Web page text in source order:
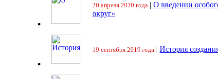
20 апреля 2020 года | О введении
округ»
19 сентября 2019 года | История